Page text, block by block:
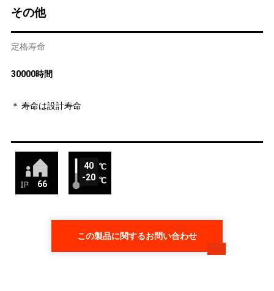
その他
定格寿命
30000時間
＊ 寿命は設計寿命
66
40
-20
この製品に関するお問い合わせ